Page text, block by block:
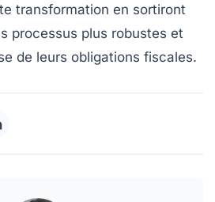
transformation en sortiront
processus plus robustes et
de leurs obligations fiscales.